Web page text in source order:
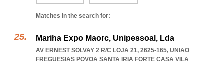
Matches in the search for:
Mariha Expo Maorc, Unipessoal, Lda
AV ERNEST SOLVAY 2 R/C LOJA 21, 2625-165, UNIAO
FREGUESIAS POVOA SANTA IRIA FORTE CASA VILA